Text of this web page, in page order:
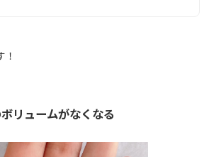
リュームがなくなる